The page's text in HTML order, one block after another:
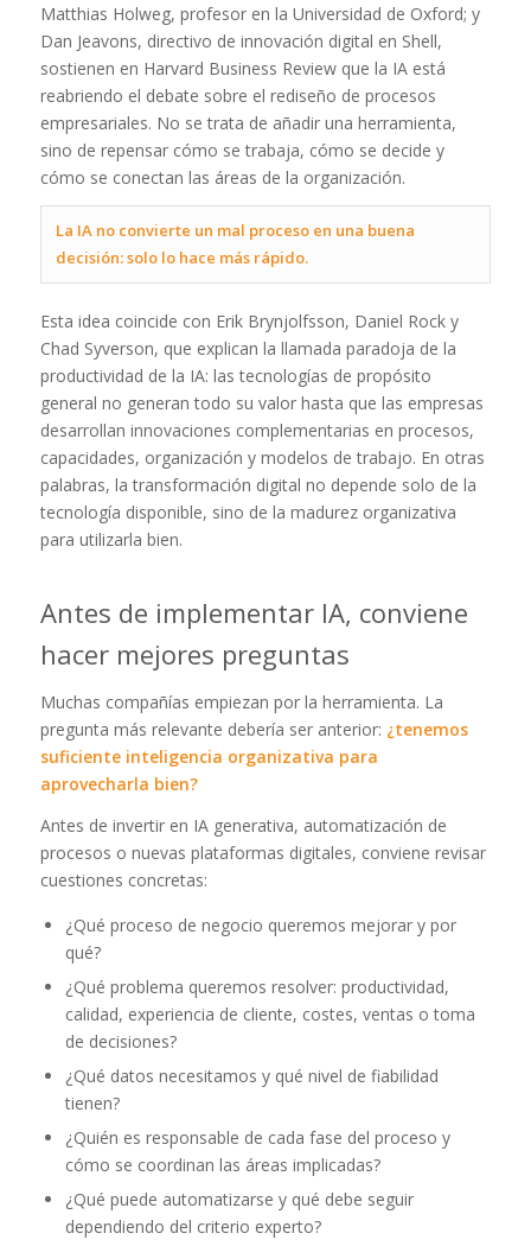
Matthias Holweg, profesor en la Universidad de Oxford; y
Dan Jeavons, directivo de innovación digital en Shell,
sostienen en Harvard Business Review que la IA está
reabriendo el debate sobre el rediseño de procesos
empresariales. No se trata de añadir una herramienta,
sino de repensar cómo se trabaja, cómo se decide y
cómo se conectan las áreas de la organización.
La IA no convierte un mal proceso en una buena
decisión: solo lo hace más rápido.
Esta idea coincide con Erik Brynjolfsson, Daniel Rock y
Chad Syverson, que explican la llamada paradoja de la
productividad de la IA: las tecnologías de propósito
general no generan todo su valor hasta que las empresas
desarrollan innovaciones complementarias en procesos,
capacidades, organización y modelos de trabajo. En otras
palabras, la transformación digital no depende solo de la
tecnología disponible, sino de la madurez organizativa
para utilizarla bien.
Antes de implementar IA, conviene
hacer mejores preguntas
Muchas compañías empiezan por la herramienta. La
pregunta más relevante debería ser anterior: ¿tenemos
suficiente inteligencia organizativa para
aprovecharla bien?
Antes de invertir en IA generativa, automatización de
procesos o nuevas plataformas digitales, conviene revisar
cuestiones concretas:
¿Qué proceso de negocio queremos mejorar y por
qué?
¿Qué problema queremos resolver: productividad,
calidad, experiencia de cliente, costes, ventas o toma
de decisiones?
¿Qué datos necesitamos y qué nivel de fiabilidad
tienen?
¿Quién es responsable de cada fase del proceso y
cómo se coordinan las áreas implicadas?
¿Qué puede automatizarse y qué debe seguir
dependiendo del criterio experto?